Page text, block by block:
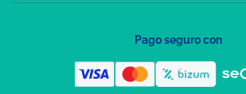
Pago seguro con